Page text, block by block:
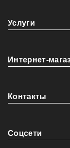
Услуги
Интернет-
Контакты
Coцсети